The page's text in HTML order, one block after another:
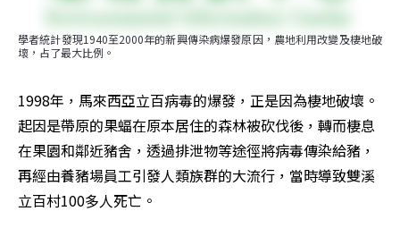
學者統計發現1940至2000年的新興傳染病爆發原因，農地利用改變及棲地破
壞，占了最大比例。
1998年，馬來西亞立百病毒的爆發，正是因為棲地破壞。
起因是帶原的果蝠在原本居住的森林被砍伐後，轉而棲息
在果園和鄰近豬舍，透過排泄物等途徑將病毒傳染給豬，
再經由養豬場員工引發人類族群的大流行，當時導致雙溪
立百村100多人死亡。